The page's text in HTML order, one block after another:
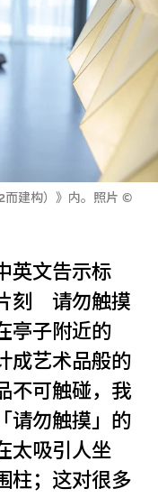
而建构）》内。照片 ©
英文告示标
刻 请勿触摸
亭子附近的
成艺术品般的
不可触碰，我
请勿触摸」的
太吸引人坐
柱；这对很多